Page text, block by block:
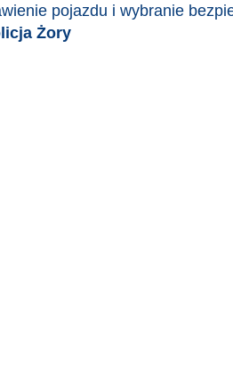
pojazdu i wybranie
Żory